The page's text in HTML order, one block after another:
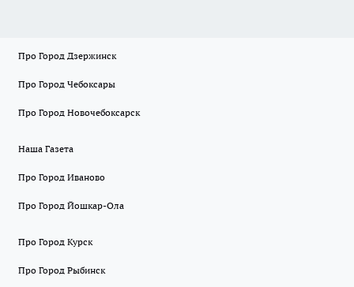
Про Город Дзержинск
Про Город Чебоксары
Про Город Новочебоксарск
Наша Газета
Про Город Иваново
Про Город Йошкар-Ола
Про Город Курск
Про Город Рыбинск